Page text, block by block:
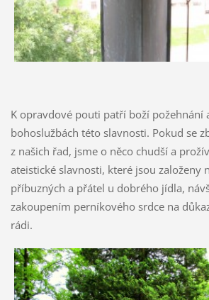
K opravdové pouti patří boží požehnání
bohoslužbách této slavnosti. Pokud se
z našich řad, jsme o něco chudší a
ateistické slavnosti, které jsou založeny
příbuzných a přátel u dobrého jídla,
zakoupením perníkového srdce na
rádi.